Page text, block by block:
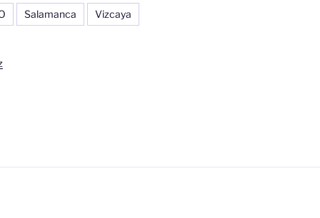
Salamanca Vizcaya